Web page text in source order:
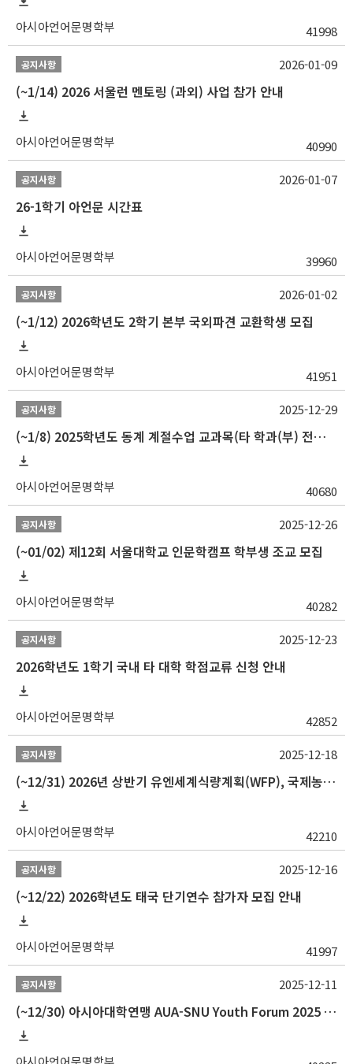
아시아언어문명학부 41998
공지사항
(~1/14) 2026 서울런 멘토링 (과외) 사업 참가 안내
아시아언어문명학부 40990
2026-01-09
공지사항
26-1학기 아언문 시간표
아시아언어문명학부 39960
2026-01-07
공지사항
(~1/12) 2026학년도 2학기 본부 국외파견 교환학생 모집
아시아언어문명학부 41951
2026-01-02
공지사항
(~1/8) 2025학년도 동계 계절수업 교과목(타 학과(부) 전공 및 교양) 성적평가방법 선택제 신청 안내
아시아언어문명학부 40680
2025-12-29
공지사항
(~01/02) 제12회 서울대학교 인문학캠프 학부생 조교 모집
아시아언어문명학부 40282
2025-12-26
공지사항
2026학년도 1학기 국내 타 대학 학점교류 신청 안내
아시아언어문명학부 42852
2025-12-23
공지사항
(~12/31) 2026년 상반기 유엔세계식량계획(WFP), 국제농업개발기금(IFAD) 및 유엔아동기금(UNICEF) 인턴십 프로그램 참가자 모집
아시아언어문명학부 42210
2025-12-18
공지사항
(~12/22) 2026학년도 태국 단기연수 참가자 모집 안내
아시아언어문명학부 41997
2025-12-16
공지사항
(~12/30) 아시아대학연맹 AUA-SNU Youth Forum 2025 참가자 선발 안내
2025-12-11